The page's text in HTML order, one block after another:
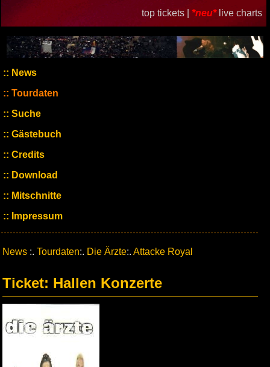
top tickets | *neu* live charts
News
Tourdaten
Suche
Gästebuch
Credits
Download
Mitschnitte
Impressum
News :. Tourdaten:. Die Ärzte:. Attacke Royal
Ticket: Hallen Konzerte